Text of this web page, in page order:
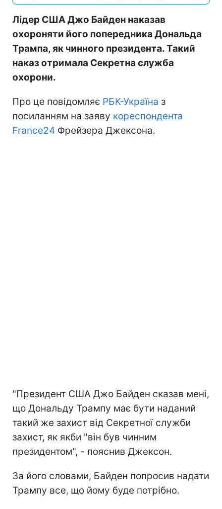
Лідер США Джо Байден наказав
охороняти його попередника Дональда
Трампа, як чинного президента. Такий
наказ отримала Секретна служба
охорони.
Про це повідомляє РБК-Україна з
посиланням на заяву кореспондента
France24 Фрейзера Джексона.
"Президент США Джо Байден сказав мені,
що Дональду Трампу має бути наданий
такий же захист від Секретної служби
захист, як якби "він був чинним
президентом", - пояснив Джексон.
За його словами, Байден попросив надати
Трампу все, що йому буде потрібно.